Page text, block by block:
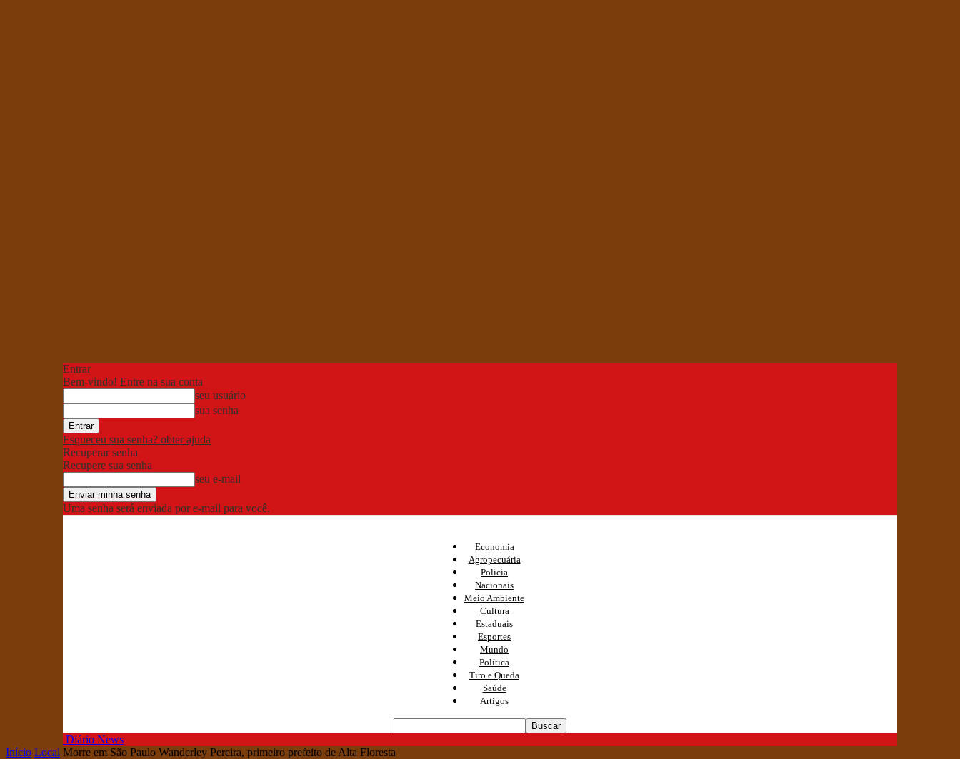
Entrar
Bem-vindo! Entre na sua conta
seu usuário
sua senha
Esqueceu sua senha? obter ajuda
Recuperar senha
Recupere sua senha
seu e-mail
Uma senha será enviada por e-mail para você.
Economia
Agropecuária
Policia
Nacionais
Meio Ambiente
Cultura
Estaduais
Esportes
Mundo
Política
Tiro e Queda
Saúde
Artigos
Diário News
Início Local Morre em São Paulo Wanderley Pereira, primeiro prefeito de Alta Floresta